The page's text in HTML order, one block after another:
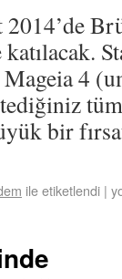
4
bir
ile etiketlendi |